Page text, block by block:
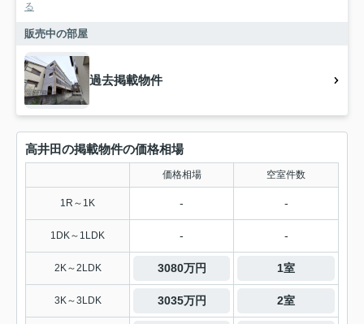
る
販売中の部屋
過去掲載物件
高井田の掲載物件の価格相場
価格相場 空室件数
1R～1K - -
1DK～1LDK - -
2K～2LDK 3080万円 1室
3K～3LDK 3035万円 2室